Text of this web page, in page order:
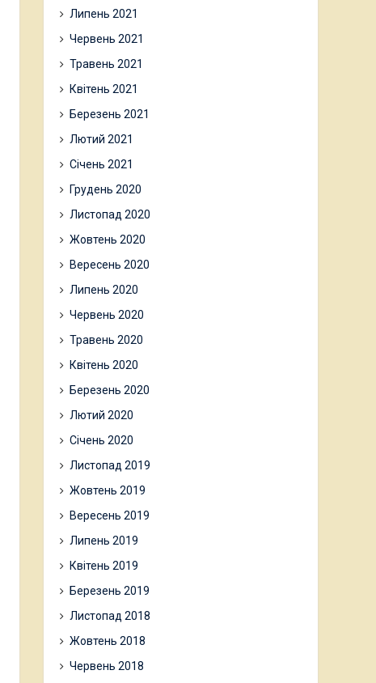
Липень 2021
Червень 2021
Травень 2021
Квітень 2021
Березень 2021
Лютий 2021
Січень 2021
Грудень 2020
Листопад 2020
Жовтень 2020
Вересень 2020
Липень 2020
Червень 2020
Травень 2020
Квітень 2020
Березень 2020
Лютий 2020
Січень 2020
Листопад 2019
Жовтень 2019
Вересень 2019
Липень 2019
Квітень 2019
Березень 2019
Листопад 2018
Жовтень 2018
Червень 2018